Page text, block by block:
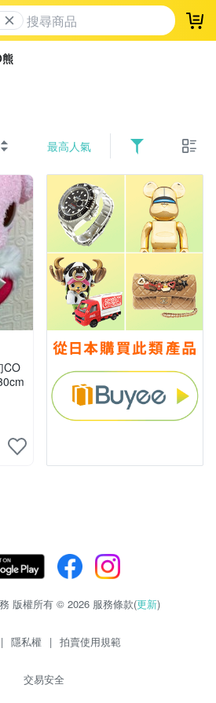
登
最高人氣
CO
版權所有 © 2026 服務條款(更新)
| 隱私權 | 拍賣使用規範
交易安全